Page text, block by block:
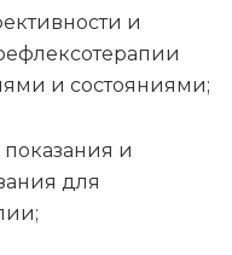
и
и состояниями;
и
для